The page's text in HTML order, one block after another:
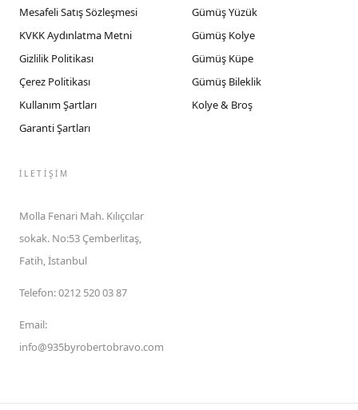
Mesafeli Satış Sözleşmesi
KVKK Aydınlatma Metni
Gizlilik Politikası
Çerez Politikası
Kullanım Şartları
Garanti Şartları
Gümüş Yüzük
Gümüş Kolye
Gümüş Küpe
Gümüş Bileklik
Kolye & Broş
İLETIŞIM
Molla Fenari Mah. Kılıçcılar
sokak. No:53 Çemberlitaş,
Fatih, İstanbul
Telefon:0212 520 03 87
Email:
info@935byrobertobravo.com